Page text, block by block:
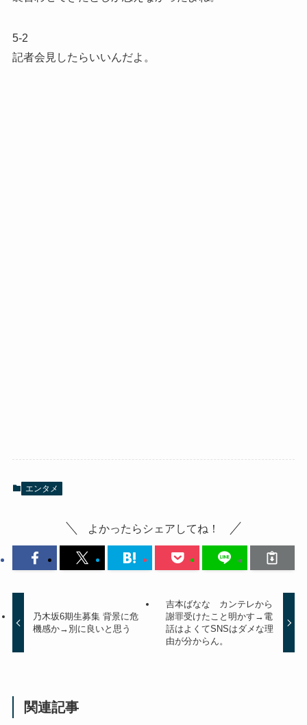
5-2
記者会見したらいいんだよ。
エンタメ
よかったらシェアしてね！
乃木坂6期生募集 背景に危
機感か→別に良いと思う
吉本ばなな カンテレから
謝罪受けたこと明かす→電
話はよくてSNSはダメな理
由が分からん。
関連記事